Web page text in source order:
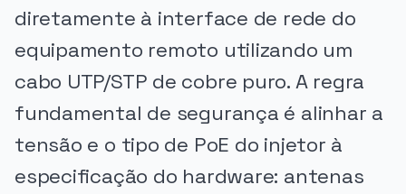
diretamente à interface de rede do
equipamento remoto utilizando um
cabo UTP/STP de cobre puro. A regra
fundamental de segurança é alinhar a
tensão e o tipo de PoE do injetor à
especificação do hardware: antenas